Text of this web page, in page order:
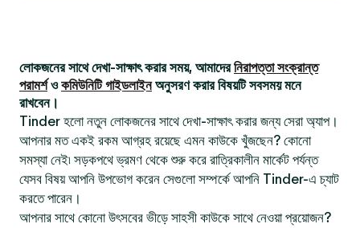
লোকজনের সাথে দেখা-সাক্ষাৎ করার সময়, আমাদেরনিরাপত্তা সংক্রান্ত
পরামর্শওকমিউনিটি গাইডলাইনঅনুসরণ করার বিষয়টি সবসময় মনে
রাখবেন।
Tinder হলো নতুন লোকজনের সাথে দেখা-সাক্ষাৎ করার জন্য সেরা অ্যাপ।
আপনার মত একই রকম আগ্রহ রয়েছে এমন কাউকে খুঁজছেন? কোনো
সমস্যা নেই৷ সড়কপথে ভ্রমণ থেকে শুরু করে রাত্রিকালীন মার্কেট পর্যন্ত
যেসব বিষয় আপনি উপভোগ করেন সেগুলো সম্পর্কে আপনি Tinder-এ চ্যাট
করতে পারেন।
আপনার সাথে কোনো উৎসবের ভীড়ে সাহসী কাউকে সাথে নেওয়া প্রয়োজন?